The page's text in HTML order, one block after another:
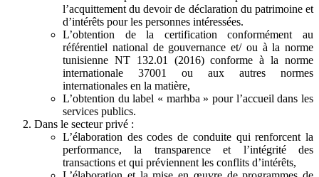
l’acquittement du devoir de déclaration du patrimoine et
d’intérêts pour les personnes intéressées.
L’obtention de la certification conformément au
référentiel national de gouvernance et/ ou à la norme
tunisienne NT 132.01 (2016) conforme à la norme
internationale 37001 ou aux autres normes
internationales en la matière,
L’obtention du label « marhba » pour l’accueil dans les
services publics.
Dans le secteur privé :
L’élaboration des codes de conduite qui renforcent la
performance, la transparence et l’intégrité des
transactions et qui préviennent les conflits d’intérêts,